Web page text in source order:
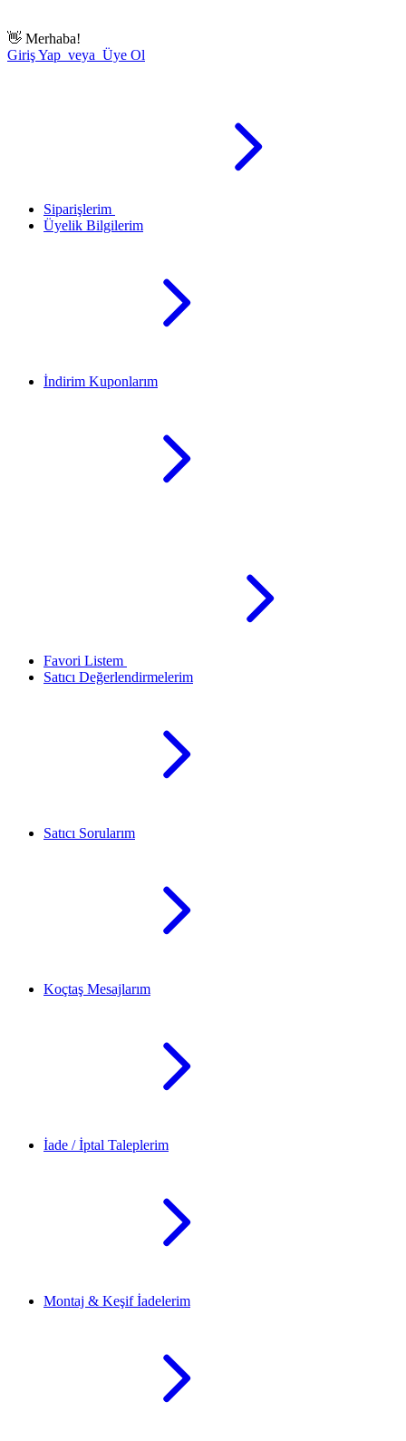
👋 Merhaba!
Giriş Yap veya Üye Ol
Siparişlerim
Üyelik Bilgilerim
İndirim Kuponlarım
Favori Listem
Satıcı Değerlendirmelerim
Satıcı Sorularım
Koçtaş Mesajlarım
İade / İptal Taleplerim
Montaj & Keşif İadelerim